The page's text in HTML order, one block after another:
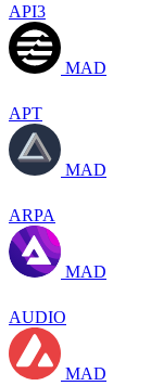
API3
MAD
APT
MAD
ARPA
MAD
AUDIO
MAD